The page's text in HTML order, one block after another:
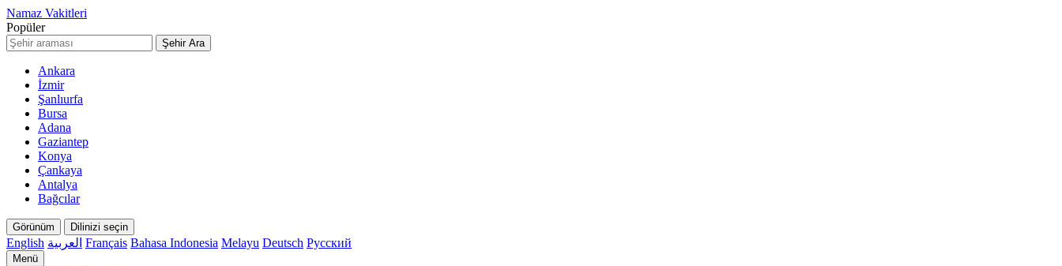
Namaz Vakitleri
Popüler
Şehir Ara
Ankara
İzmir
Şanlıurfa
Bursa
Adana
Gaziantep
Konya
Çankaya
Antalya
Bağcılar
Görünüm Dilinizi seçin
English العربية Français Bahasa Indonesia Melayu Deutsch Русский
Menü